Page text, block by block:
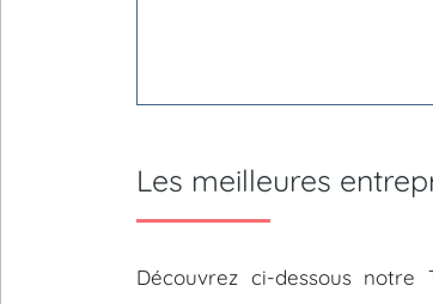
Les meilleures
Découvrez ci-dessous notre